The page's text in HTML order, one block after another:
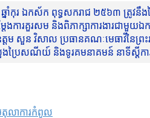
កុរ ឯកស័ក ពុទ្ធសករាជ ២៥៦៣ ត្រូវនឹង
រគួរសម និងពិភាក្សាការងារជាមួយឯ
ម សួន វិសាល ប្រធានគណៈមេធាវីនៃព្រ
រសួងប្រៃសណីយ៍ និងទូរគមនាគមន៍ នាទី
តុលាការកំពូល